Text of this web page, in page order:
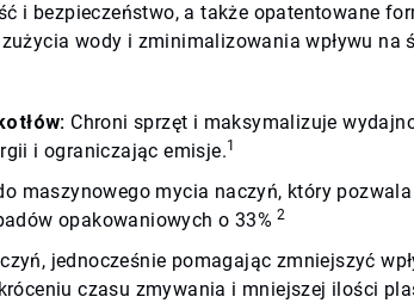
i bezpieczeństwo, a także opatentowane
wody i zminimalizowania wpływu na
Chroni sprzęt i maksymalizuje
i ograniczając emisje.1
maszynowego mycia naczyń, który
opakowaniowych o 33%2
jednocześnie pomagając zmniejszyć
czasu zmywania i mniejszej ilości